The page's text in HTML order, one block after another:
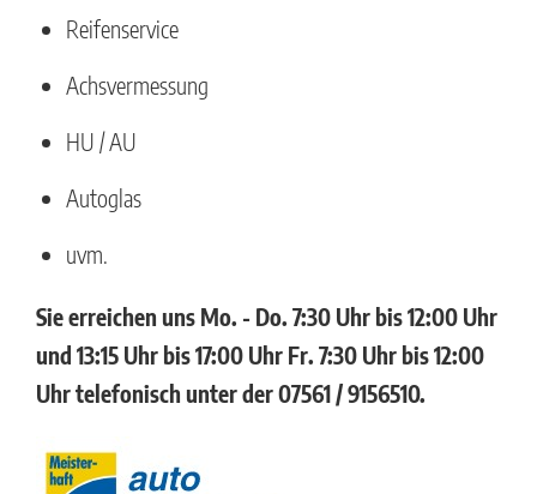
Reifenservice
Achsvermessung
HU / AU
Autoglas
uvm.
Sie erreichen uns Mo. - Do. 7:30 Uhr bis 12:00 Uhr
und 13:15 Uhr bis 17:00 Uhr Fr. 7:30 Uhr bis 12:00
Uhr telefonisch unter der 07561 / 9156510.